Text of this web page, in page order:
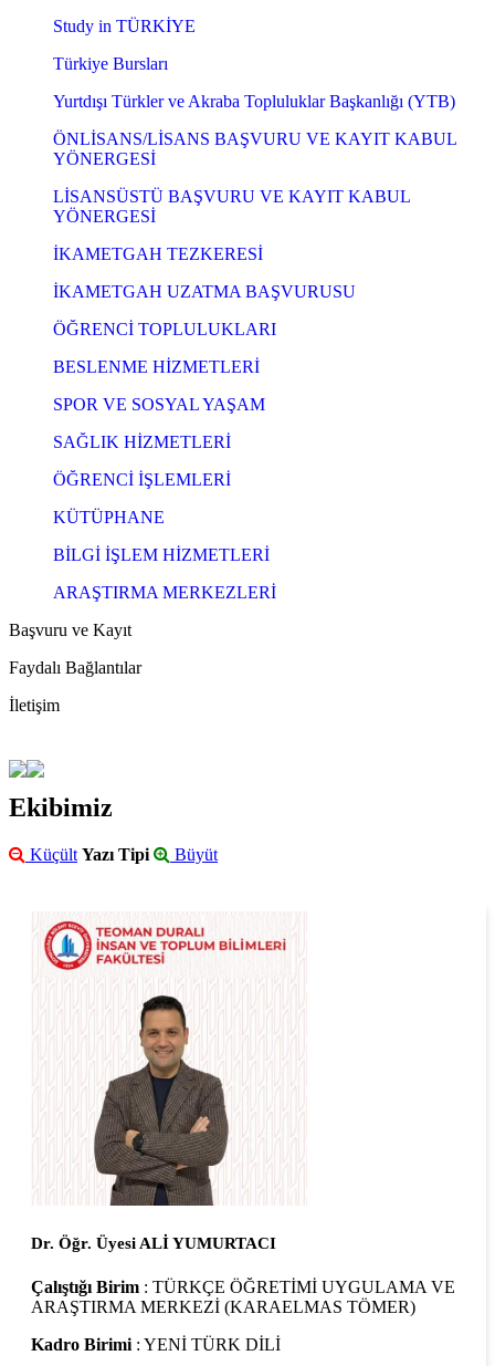
Study in TÜRKİYE
Türkiye Bursları
Yurtdışı Türkler ve Akraba Topluluklar Başkanlığı (YTB)
ÖNLİSANS/LİSANS BAŞVURU VE KAYIT KABUL
YÖNERGESİ
LİSANSÜSTÜ BAŞVURU VE KAYIT KABUL
YÖNERGESİ
İKAMETGAH TEZKERESİ
İKAMETGAH UZATMA BAŞVURUSU
ÖĞRENCİ TOPLULUKLARI
BESLENME HİZMETLERİ
SPOR VE SOSYAL YAŞAM
SAĞLIK HİZMETLERİ
ÖĞRENCİ İŞLEMLERİ
KÜTÜPHANE
BİLGİ İŞLEM HİZMETLERİ
ARAŞTIRMA MERKEZLERİ
Başvuru ve Kayıt
Faydalı Bağlantılar
İletişim
Ekibimiz
Küçült Yazı Tipi Büyüt
Dr. Öğr. Üyesi ALİ YUMURTACI
Çalıştığı Birim : TÜRKÇE ÖĞRETİMİ UYGULAMA VE
ARAŞTIRMA MERKEZİ (KARAELMAS TÖMER)
Kadro Birimi: YENİ TÜRK DİLİ